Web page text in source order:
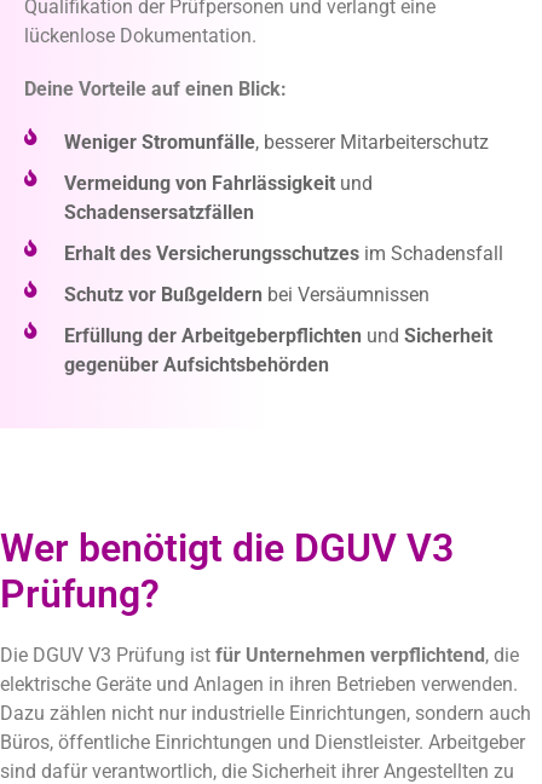
Qualifikation der Prüfpersonen und verlangt eine
lückenlose Dokumentation.
Deine Vorteile auf einen Blick:
Weniger Stromunfälle, besserer Mitarbeiterschutz
Vermeidung von Fahrlässigkeitund
Schadensersatzfällen
Erhalt des Versicherungsschutzesim Schadensfall
Schutz vor Bußgeldern bei Versäumnissen
Erfüllung der Arbeitgeberpflichten und Sicherheit
gegenüber Aufsichtsbehörden
Wer benötigt die DGUV V3
Prüfung?
Die DGUV V3 Prüfung ist für Unternehmen verpflichtend, die
elektrische Geräte und Anlagen in ihren Betrieben verwenden.
Dazu zählen nicht nur industrielle Einrichtungen, sondern auch
Büros, öffentliche Einrichtungen und Dienstleister. Arbeitgeber
sind dafür verantwortlich, die Sicherheit ihrer Angestellten zu